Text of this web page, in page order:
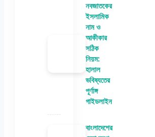
নবজাতকের
ইসলামিক
নাম ও
আকীকার
সঠিক
নিয়ম:
হালাল
ভবিষ্যতের
পূর্ণাঙ্গ
গাইডলাইন
বাংলাদেশের